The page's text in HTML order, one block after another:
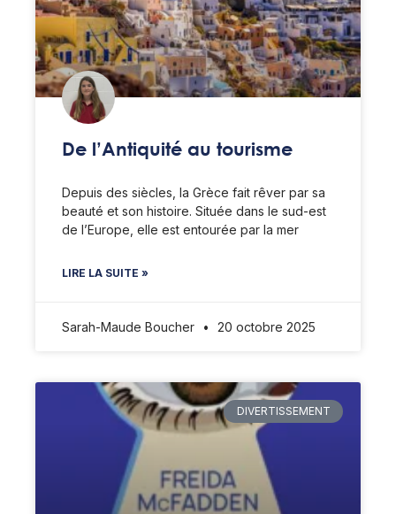
De l’Antiquité au tourisme
Depuis des siècles, la Grèce fait rêver par sa
beauté et son histoire. Située dans le sud-est
de l’Europe, elle est entourée par la mer
LIRE LA SUITE »
Sarah-Maude Boucher 20 octobre 2025
DIVERTISSEMENT